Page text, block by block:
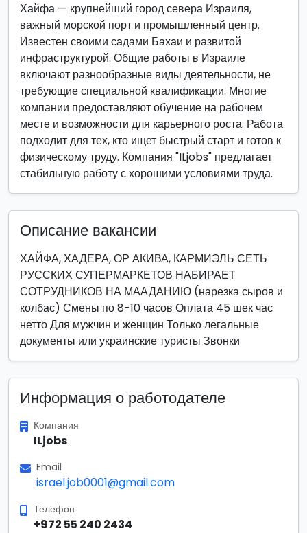
Хайфа — крупнейший город севера Израиля,
важный морской порт и промышленный центр.
Известен своими садами Бахаи и развитой
инфраструктурой. Общие работы в Израиле
включают разнообразные виды деятельности, не
требующие специальной квалификации. Многие
компании предоставляют обучение на рабочем
месте и возможности для карьерного роста. Работа
подходит для тех, кто ищет быстрый старт и готов к
физическому труду. Компания "ILjobs" предлагает
стабильную работу с хорошими условиями труда.
Описание вакансии
ХАЙФА, ХАДЕРА, ОР АКИВА, КАРМИЭЛЬ СЕТЬ
РУССКИХ СУПЕРМАРКЕТОВ НАБИРАЕТ
СОТРУДНИКОВ НА МААДАНИЮ (нарезка сыров и
колбас) Смены по 8-10 часов Оплата 45 шек час
нетто Для мужчин и женщин Только легальные
документы или украинские туристы Звонки
Информация о работодателе
Компания
ILjobs
Email
israel.job0001@gmail.com
Телефон
+972 55 240 2434